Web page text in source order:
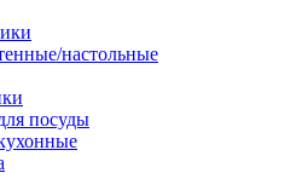
настольные
посуды